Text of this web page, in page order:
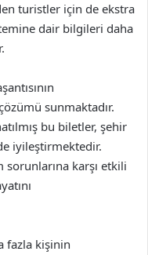
turistler için de ekstra
dair bilgileri daha
sunmaktadır.
bu biletler, şehir
iyileştirmektedir.
sorunlarına karşı etkili
fazla kişinin